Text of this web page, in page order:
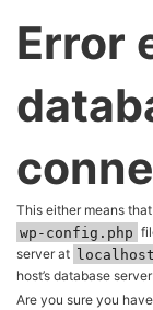
Error
This either means
wp-config.php
server at localhost
host’s database
Are you sure you